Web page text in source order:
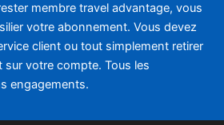
membre travel advantage, vous
votre abonnement. Vous devez
client ou tout simplement retirer
votre compte. Tous les
engagements.